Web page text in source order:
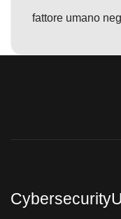
fattore umano